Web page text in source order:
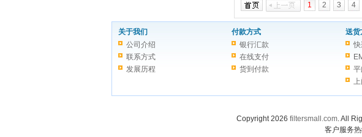
1 2 3 4
关于我们
公司介绍
联系方式
发展历程
付款方式
银行汇款
在线支付
货到付款
送货
上
Copyright 2026 filtersmall.com. All
客户服务